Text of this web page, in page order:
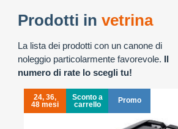
Prodotti in vetrina
La lista dei prodotti con un canone di
noleggio particolarmente favorevole. Il
numero di rate lo scegli tu!
24, 36,
48 mesi
Sconto a
carrello
Promo